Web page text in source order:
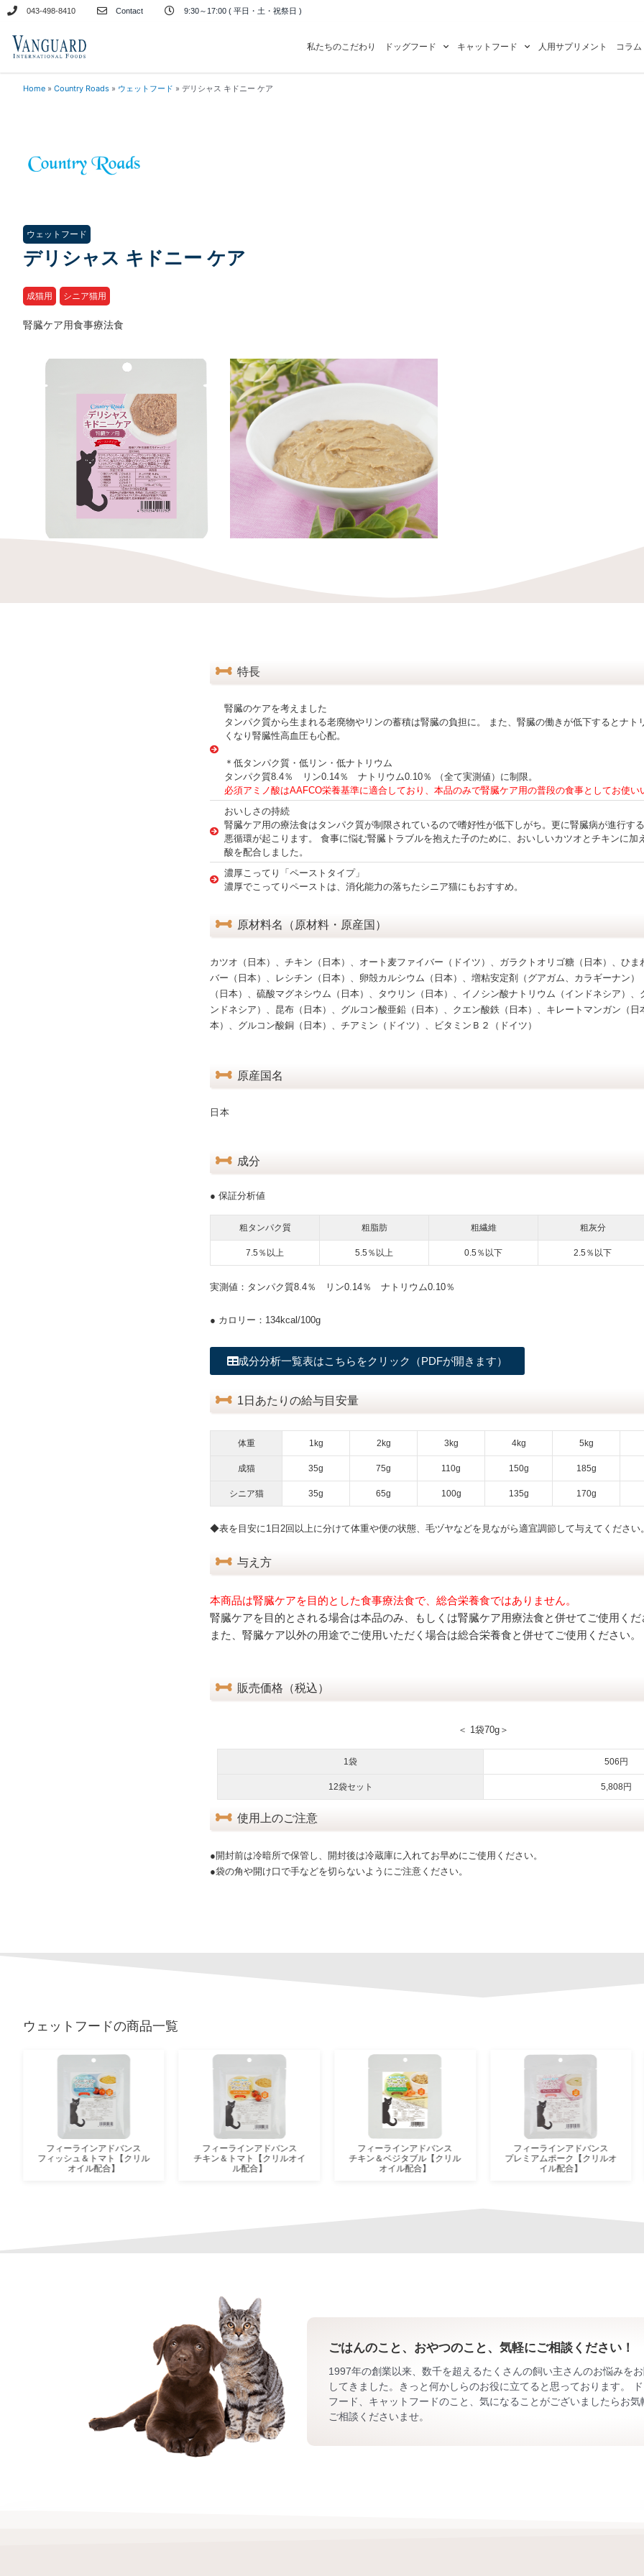
キ
043-498-8410 Contact 9:30～17:00 ( 平日・土・祝祭日 )
私たちのこだわり ドッグフード キャットフード 人用サプリメント コラム
Home » Country Roads » ウェットフード » デリシャス キドニー ケア
ウェットフード
デリシャス キドニー ケア
成猫用 シニア猫用
腎臓ケア用食事療法食
特長
腎臓のケアを考えました
タンパク質から生まれる老廃物やリンの蓄積は腎臓の負担に。 また、腎臓の働きが低下するとナト
くなり腎臓性高血圧も心配。
＊低タンパク質・低リン・低ナトリウム
タンパク質8.4％ リン0.14％ ナトリウム0.10％ （全て実測値）に制限。
必須アミノ酸はAAFCO栄養基準に適合しており、本品のみで腎臓ケア用の普段の食事としてお使い
おいしさの持続
腎臓ケア用の療法食はタンパク質が制限されているので嗜好性が低下しがち。更に腎臓病が進行す
悪循環が起こります。 食事に悩む腎臓トラブルを抱えた子のために、おいしいカツオとチキンに加
酸を配合しました。
濃厚こってり「ペーストタイプ」
濃厚でこってりペーストは、消化能力の落ちたシニア猫にもおすすめ。
原材料名（原材料・原産国）
カツオ（日本）、チキン（日本）、オート麦ファイバー（ドイツ）、ガラクトオリゴ糖（日本）、ひ
バー（日本）、レシチン（日本）、卵殻カルシウム（日本）、増粘安定剤（グアガム、カラギーナン）
（日本）、硫酸マグネシウム（日本）、タウリン（日本）、イノシン酸ナトリウム（インドネシア）
ンドネシア）、昆布（日本）、グルコン酸亜鉛（日本）、クエン酸鉄（日本）、キレートマンガン（日
本）、グルコン酸銅（日本）、チアミン（ドイツ）、ビタミンＢ２（ドイツ）
原産国名
日本
成分
● 保証分析値
粗タンパク質 粗脂肪 粗繊維 粗灰分
7.5％以上 5.5％以上 0.5％以下 2.5％以下
実測値：タンパク質8.4％ リン0.14％ ナトリウム0.10％
● カロリー：134kcal/100g
成分分析一覧表はこちらをクリック（PDFが開きます）
1日あたりの給与目安量
体重 1kg 2kg 3kg 4kg 5kg
成猫 35g 75g 110g 150g 185g
シニア猫 35g 65g 100g 135g 170g
◆表を目安に1日2回以上に分けて体重や便の状態、毛ヅヤなどを見ながら適宜調節して与えてください
与え方
本商品は腎臓ケアを目的とした食事療法食で、総合栄養食ではありません。
腎臓ケアを目的とされる場合は本品のみ、もしくは腎臓ケア用療法食と併せてご使用くだ
また、腎臓ケア以外の用途でご使用いただく場合は総合栄養食と併せてご使用ください。
販売価格（税込）
＜ 1袋70g＞
1袋 506円
12袋セット 5,808円
使用上のご注意
●開封前は冷暗所で保管し、開封後は冷蔵庫に入れてお早めにご使用ください。
●袋の角や開け口で手などを切らないようにご注意ください。
ウェットフードの商品一覧
フィーラインアドバンス
フィッシュ＆トマト【クリル
オイル配合】
フィーラインアドバンス
チキン＆トマト【クリルオイ
ル配合】
フィーラインアドバンス
チキン＆ベジタブル【クリル
オイル配合】
フィーラインアドバンス
プレミアムポーク【クリルオ
イル配合】
ごはんのこと、おやつのこと、気軽にご相談ください！
1997年の創業以来、数千を超えるたくさんの飼い主さんのお悩みを
してきました。きっと何かしらのお役に立てると思っております。
フード、キャットフードのこと、気になることがございましたらお気
ご相談くださいませ。